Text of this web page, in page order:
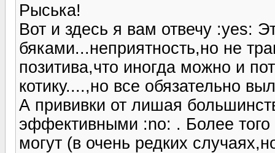
Рыська!
Вот и здесь я вам отвечу :yes:
бяками...неприятность,но не
позитива,что иногда можно и
котику....,но все обязательно
А прививки от лишая
эффективными :no: . Более
могут (в очень редких